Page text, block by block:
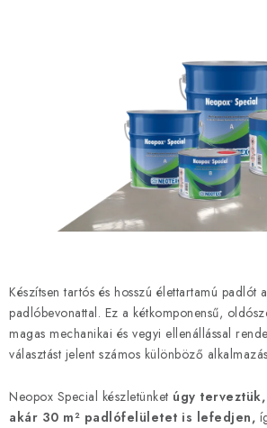
SZOLGÁLTATÁSOK
ÁLTALÁNOS SZERZŐDÉSI FELTÉTELEK
ÁLTALÁNOS SZERZŐDÉSI FELTÉTELEK
SZEMÉLYES ADATOK FELDOLGOZÁSA
Készítsen tartós és hosszú élettartamú padlót
padlóbevonattal. Ez a kétkomponensű,
magas mechanikai és vegyi ellenállással
választást jelent számos különböző
Neopox Special készletünket úgy
akár 30 m² padlófelületet is lefedjen,